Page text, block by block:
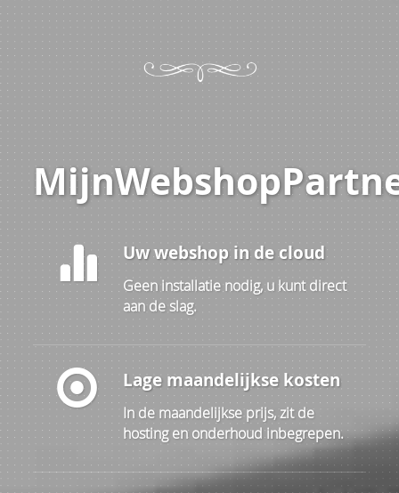
Uw webshop in de cloud
Geen installatie nodig, u kunt direct
aan de slag.
Lage maandelijkse kosten
In de maandelijkse prijs, zit de
hosting en onderhoud inbegrepen.